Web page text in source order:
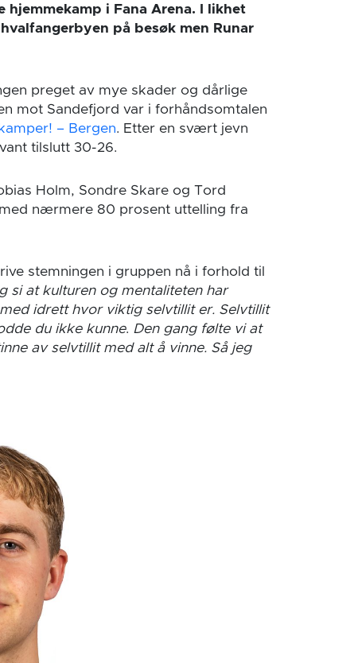
hjemmekamp i Fana Arena. I likhet
på besøk men Runar
preget av mye skader og dårlige
mot Sandefjord var i forhåndsomtalen
– Bergen. Etter en svært jevn
tilslutt 30-26.
Holm, Sondre Skare og Tord
nærmere 80 prosent uttelling fra
stemningen i gruppen nå i forhold til
si at kulturen og mentaliteten har
idrett hvor viktig selvtillit er. Selvtillit
du ikke kunne. Den gang følte vi at
av selvtillit med alt å vinne. Så jeg